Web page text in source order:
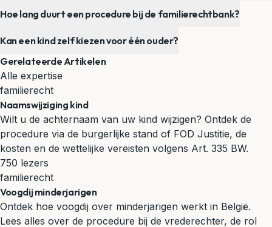
Hoe lang duurt een procedure bij de familierechtbank?
Kan een kind zelf kiezen voor één ouder?
Gerelateerde Artikelen
Alle expertise
familierecht
Naamswijziging kind
Wilt u de achternaam van uw kind wijzigen? Ontdek de
procedure via de burgerlijke stand of FOD Justitie, de
kosten en de wettelijke vereisten volgens Art. 335 BW.
750 lezers
familierecht
Voogdij minderjarigen
Ontdek hoe voogdij over minderjarigen werkt in België.
Lees alles over de procedure bij de vrederechter, de rol